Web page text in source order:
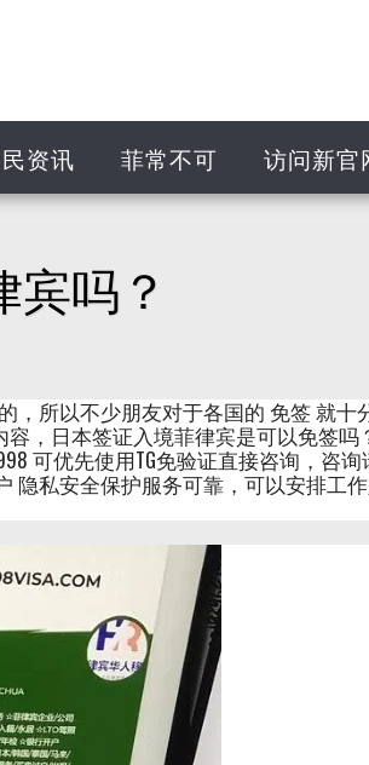
资讯 菲常不可 访问新官
吗？
，所以不少朋友对于各国的 免签 就十
，日本签证入境菲律宾是可以免签吗
可优先使用TG免验证直接咨询，咨
隐私安全保护服务可靠，可以安排工